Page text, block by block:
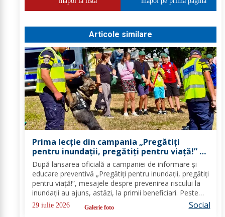
Articole similare
Prima lecție din campania „Pregătiți
pentru inundații, pregătiți pentru viață!” –
peste 100 de copii au învățat cum să se
protejeze în cazul inundațiilor
După lansarea oficială a campaniei de informare și
educare preventivă „Pregătiți pentru inundații, pregătiți
pentru viață!”, mesajele despre prevenirea riscului la
inundații au ajuns, astăzi, la primii beneficiari. Peste
100 de copii, participanți la tabăra de vară organizată
la Biserica „Sfântul...
29 iulie 2026 Galerie foto Social